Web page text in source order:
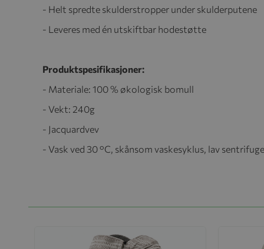
- Helt spredte skulderstropper under skulderputene
- Leveres med én utskiftbar hodestøtte
Produktspesifikasjoner:
- Materiale: 100 % økologisk bomull
- Vekt: 240g
- Jacquardvev
- Vask ved 30 °C, skånsom vaskesyklus, lav